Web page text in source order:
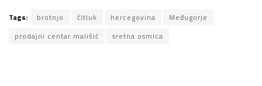
Tags: brotnjo čitluk hercegovina
Međugorje
prodajni centar mališić
sretna osmica